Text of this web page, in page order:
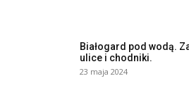
Białogard pod wodą.
ulice i chodniki.
23 maja 2024